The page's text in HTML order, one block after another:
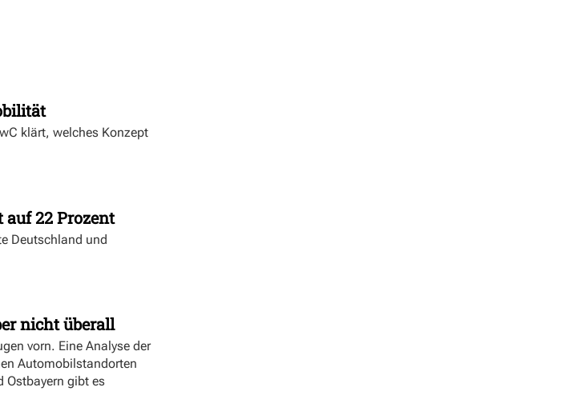
klärt, welches Konzept
22 Prozent
Deutschland und
nicht überall
vorn. Eine Analyse der
Automobilstandorten
Ostbayern gibt es